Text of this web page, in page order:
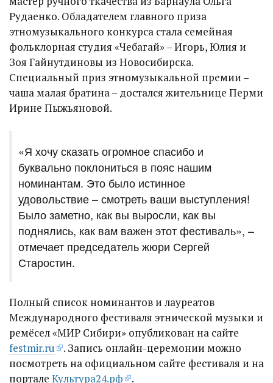
Рудаенко. Обладателем главного приза
этномузыкального конкурса стала семейная
фольклорная студия «Чебагай» – Игорь, Юлия и
Зоя Гайнутдиновы из Новосибирска.
Специальный приз этномузыкальной премии –
чаша малая братина – достался жительнице Перми
Ирине Пыжьяновой.
«Я хочу сказать огромное спасибо и
буквально поклониться в пояс нашим
номинантам. Это было истинное
удовольствие – смотреть ваши выступления!
Было заметно, как вы выросли, как вы
поднялись, как вам важен этот фестиваль», –
отмечает председатель жюри Сергей
Старостин.
Полный список номинантов и лауреатов
Международного фестиваля этнической музыки и
ремёсел «МИР Сибири» опубликован на сайте
festmir.ru
. Запись онлайн-церемонии можно
посмотреть на официальном сайте фестиваля и на
портале Культура24.рф .